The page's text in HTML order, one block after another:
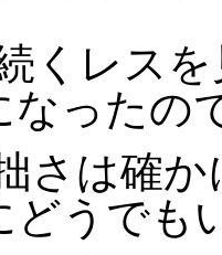
くレス
なったの
さは確
どうでも